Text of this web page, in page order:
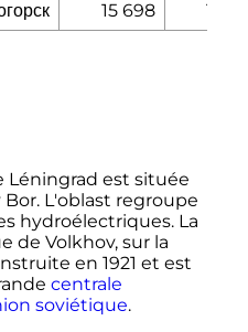
15 698 14
Léningrad est située
L'oblast regroupe
hydroélectriques. La
de Volkhov, sur la
en 1921 et est
centrale
soviétique.